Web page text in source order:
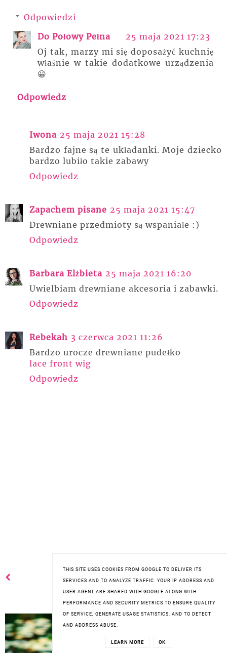
Odpowiedzi
Do Połowy Pełna
25 maja 2021 17:23
Oj tak, marzy mi się doposażyć kuchnię
właśnie w takie dodatkowe urządzenia
😀
Odpowiedz
Iwona 25 maja 2021 15:28
Bardzo fajne są te układanki. Moje dziecko
bardzo lubiło takie zabawy
Odpowiedz
Zapachem pisane 25 maja 2021 15:47
Drewniane przedmioty są wspaniałe :)
Odpowiedz
Barbara Elżbieta 25 maja 2021 16:20
Uwielbiam drewniane akcesoria i zabawki.
Odpowiedz
Rebekah 3 czerwca 2021 11:26
Bardzo urocze drewniane pudełko
lace front wig
Odpowiedz
THIS SITE USES COOKIES FROM GOOGLE TO DELIVER ITS
SERVICES AND TO ANALYZE TRAFFIC. YOUR IP ADDRESS AND
USER-AGENT ARE SHARED WITH GOOGLE ALONG WITH
PERFORMANCE AND SECURITY METRICS TO ENSURE QUALITY
OF SERVICE, GENERATE USAGE STATISTICS, AND TO DETECT
AND ADDRESS ABUSE.
LEARN MORE OK